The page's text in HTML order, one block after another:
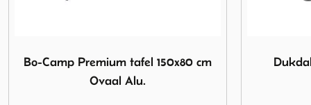
Dukdalf Stabilic 1 Luxe 80x60
Antraciet
Defa